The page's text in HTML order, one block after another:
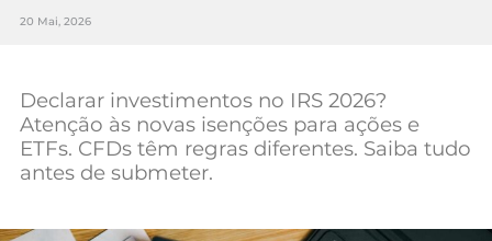
Tecnologia
Negócios
Mundial 2026
20 Mai, 2026
Declarar investimentos no IRS 2026?
Atenção às novas isenções para ações e
ETFs. CFDs têm regras diferentes. Saiba tudo
antes de submeter.